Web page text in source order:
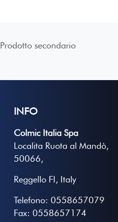
Prodotto secondario
INFO
Colmic Italia Spa
Localita Ruota al Mandò,
50066,
Reggello FI, Italy
Telefono: 0558657079
Fax: 0558657174